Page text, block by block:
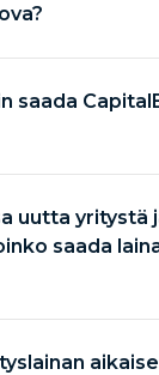
saada
uutta yritystä
saada